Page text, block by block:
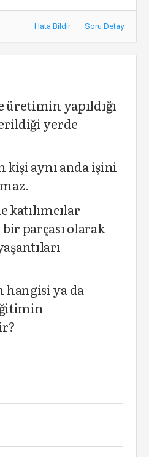
Hata Bildir Soru Detay
yapıldığı
yerde
kişi aynı anda işini
katılımcılar
parçası olarak
hangisi ya da